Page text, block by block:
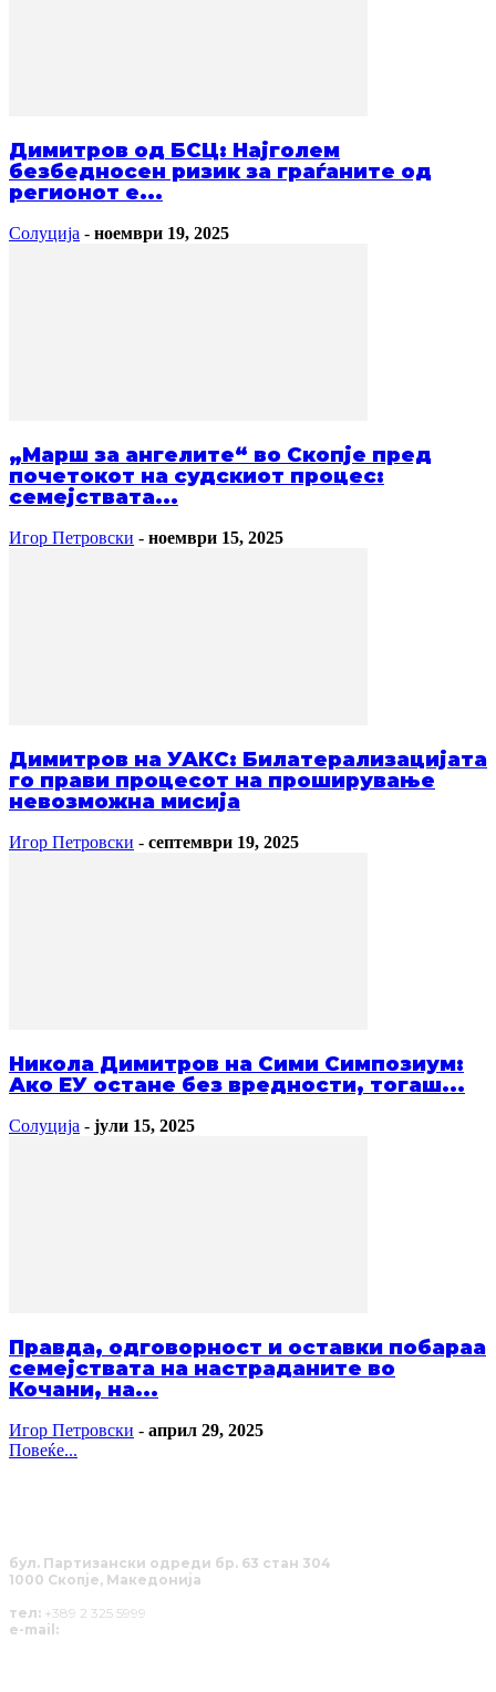
Димитров од БСЦ: Најголем
безбедносен ризик за граѓаните од
регионот е...
Солуција - ноември 19, 2025
„Марш за ангелите“ во Скопје пред
почетокот на судскиот процес:
семејствата...
Игор Петровски - ноември 15, 2025
Димитров на УАКС: Билатерализацијата
го прави процесот на проширување
невозможна мисија
Игор Петровски - септември 19, 2025
Никола Димитров на Сими Симпозиум:
Ако ЕУ остане без вредности, тогаш...
Солуција - јули 15, 2025
Правда, одговорност и оставки побараа
семејствата на настраданите во
Кочани, на...
Игор Петровски - април 29, 2025
Повеќе...
бул. Партизански одреди бр. 63 стан 304
1000 Скопје, Македонија
тел: +389 2 325 5999
e-mail: